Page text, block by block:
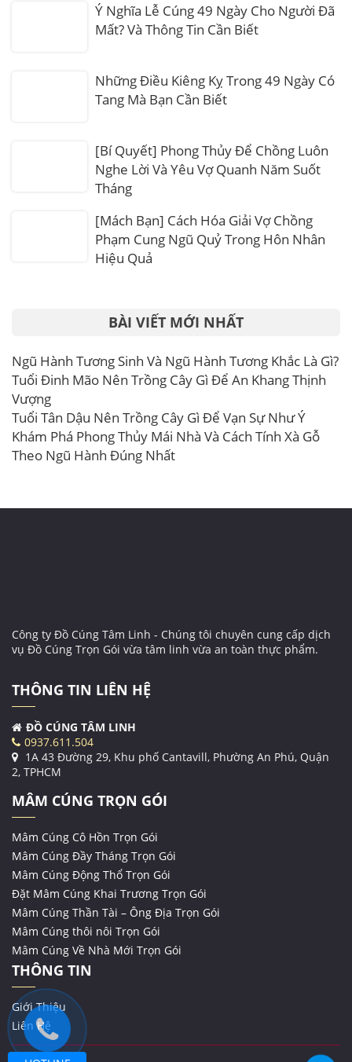
Ý Nghĩa Lễ Cúng 49 Ngày Cho Người Đã
Mất? Và Thông Tin Cần Biết
Những Điều Kiêng Kỵ Trong 49 Ngày Có
Tang Mà Bạn Cần Biết
[Bí Quyết] Phong Thủy Để Chồng Luôn
Nghe Lời Và Yêu Vợ Quanh Năm Suốt
Tháng
[Mách Bạn] Cách Hóa Giải Vợ Chồng
Phạm Cung Ngũ Quỷ Trong Hôn Nhân
Hiệu Quả
BÀI VIẾT MỚI NHẤT
Ngũ Hành Tương Sinh Và Ngũ Hành Tương Khắc Là Gì?
Tuổi Đinh Mão Nên Trồng Cây Gì Để An Khang Thịnh
Vượng
Tuổi Tân Dậu Nên Trồng Cây Gì Để Vạn Sự Như Ý
Khám Phá Phong Thủy Mái Nhà Và Cách Tính Xà Gỗ
Theo Ngũ Hành Đúng Nhất
Công ty Đồ Cúng Tâm Linh - Chúng tôi chuyên cung cấp dịch
vụ Đồ Cúng Trọn Gói vừa tâm linh vừa an toàn thực phẩm.
THÔNG TIN LIÊN HỆ
ĐỒ CÚNG TÂM LINH
0937.611.504
1A 43 Đường 29, Khu phố Cantavill, Phường An Phú, Quận
2, TPHCM
MÂM CÚNG TRỌN GÓI
Mâm Cúng Cô Hồn Trọn Gói
Mâm Cúng Đầy Tháng Trọn Gói
Mâm Cúng Động Thổ Trọn Gói
Đặt Mâm Cúng Khai Trương Trọn Gói
Mâm Cúng Thần Tài – Ông Địa Trọn Gói
Mâm Cúng thôi nôi Trọn Gói
Mâm Cúng Về Nhà Mới Trọn Gói
THÔNG TIN
Giới Thiệu
Liên Hệ